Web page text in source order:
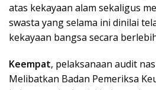
atas kekayaan alam sekaligus
swasta yang selama ini dinilai
kekayaan bangsa secara
Keempat, pelaksanaan audit
Melibatkan Badan Pemeriksa